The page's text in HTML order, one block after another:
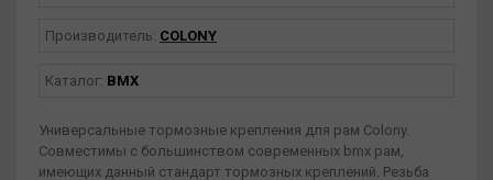
Производитель: COLONY
Каталог: BMX
Универсальные тормозные крепления для рам Colony.
Совместимы с большинством современных bmx рам,
имеющих данный стандарт тормозных креплений. Резьба